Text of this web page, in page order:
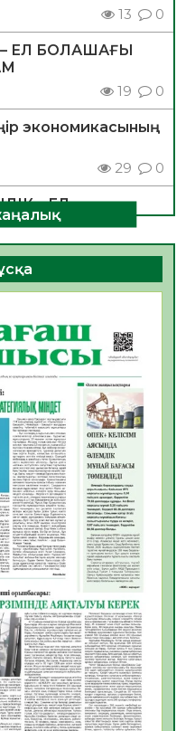
13 0
ЕЛ БОЛАШАҒЫ
19 0
экономикасының
29 0
– ЕЛ
28 0
БОЛАШАҚҚА
қарсы иммундау
31
28
29
полиция
астам
қамтамасыз етті
40
ҰРПАҚ –
КЕҢЕЙТІЛГЕН
41